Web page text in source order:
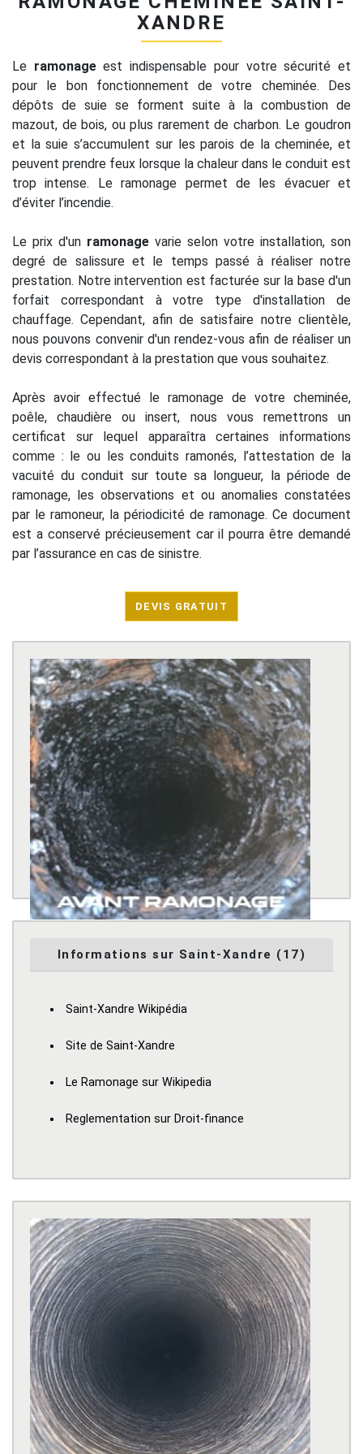
XANDRE
Le ramonageest indispensable pour votre sécurité et
pour le bon fonctionnement de votre cheminée. Des
dépôts de suie se forment suite à la combustion de
mazout, de bois, ou plus rarement de charbon. Le goudron
et la suie s’accumulent sur les parois de la cheminée, et
peuvent prendre feux lorsque la chaleur dans le conduit est
trop intense. Le ramonage permet de les évacuer et
d’éviter l’incendie.
Le prix d'un ramonage varie selon votre installation, son
degré de salissure et le temps passé à réaliser notre
prestation. Notre intervention est facturée sur la base d'un
forfait correspondant à votre type d'installation de
chauffage. Cependant, afin de satisfaire notre clientèle,
nous pouvons convenir d'un rendez-vous afin de réaliser un
devis correspondant à la prestation que vous souhaitez.
Après avoir effectué le ramonage de votre cheminée,
poêle, chaudière ou insert, nous vous remettrons un
certificat sur lequel apparaîtra certaines informations
comme : le ou les conduits ramonés, l’attestation de la
vacuité du conduit sur toute sa longueur, la période de
ramonage, les observations et ou anomalies constatées
par le ramoneur, la périodicité de ramonage. Ce document
est a conservé précieusement car il pourra être demandé
par l’assurance en cas de sinistre.
DEVIS GRATUIT
Informations sur Saint-Xandre (17)
Saint-Xandre Wikipédia
Site de Saint-Xandre
Le Ramonage sur Wikipedia
Reglementation sur Droit-finance